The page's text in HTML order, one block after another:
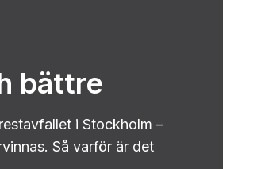
bättre
i Stockholm –
Så varför är det